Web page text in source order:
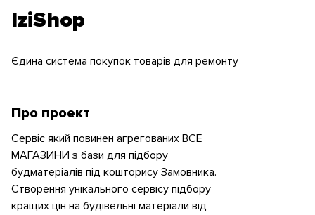
IziShop
Єдина система покупок товарів для ремонту
Про проект
Сервіс який повинен агрегованих ВСЕ
МАГАЗИНИ з бази для підбору
будматеріалів під кошторису Замовника.
Створення унікального сервісу підбору
кращих цін на будівельні матеріали від